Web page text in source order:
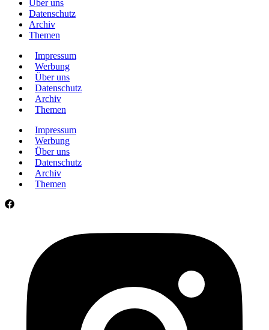
Über uns
Datenschutz
Archiv
Themen
Impressum
Werbung
Über uns
Datenschutz
Archiv
Themen
Impressum
Werbung
Über uns
Datenschutz
Archiv
Themen